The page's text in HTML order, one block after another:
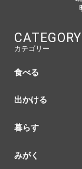
CATEGORY
カテゴリー
食べる
出かける
暮らす
みがく